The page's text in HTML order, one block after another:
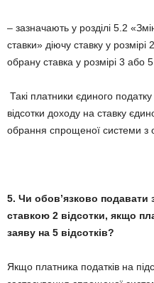
– зазначають у розділі 5.2
ставки» діючу ставку у розмірі
обрану ставка у розмірі 3 або 5
Такі платники єдиного
відсотки доходу на ставку
обрання спрощеної системи з
5. Чи обов’язково подавати
ставкою 2 відсотки, якщо
заяву на 5 відсотків?
Якщо платника податків на